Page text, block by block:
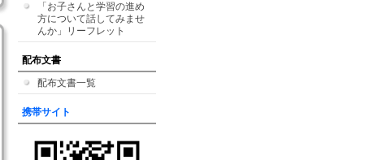
「お子さんと学習の進め
方について話してみませ
んか」リーフレット
配布文書
配布文書一覧
携帯サイト